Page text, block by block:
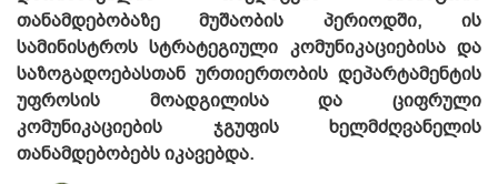
თანამდებობაზე მუშაობის პერიოდში,
ის
სამინისტროს სტრატეგიული კომუნიკაციებისა და
საზოგადოებასთან ურთიერთობის დეპარტამენტის
უფროსის მოადგილისა და ციფრული
კომუნიკაციების ჯგუფის ხელმძღვანელის
თანამდებობებს იკავებდა.